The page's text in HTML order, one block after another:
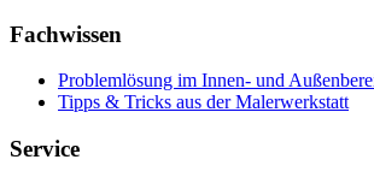
Fachwissen
Problemlösung im Innen- und
Tipps & Tricks aus der Malerwerkstatt
Service